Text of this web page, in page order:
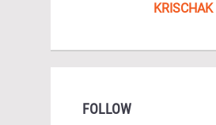
KRISCHAK
FOLLOW